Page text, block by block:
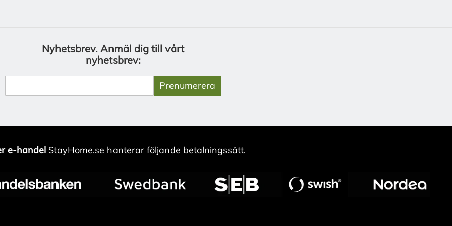
Nyhetsbrev. Anmäl dig till vårt
nyhetsbrev:
Prenumerera
e-handelStayHome.se hanterar följande betalningssätt.